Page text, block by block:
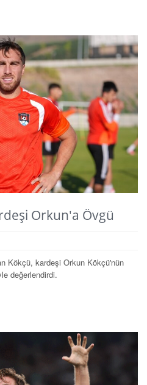
Orkun'a Övgü
Kökçü, kardeşi Orkun Kökçü'nün
değerlendirdi.